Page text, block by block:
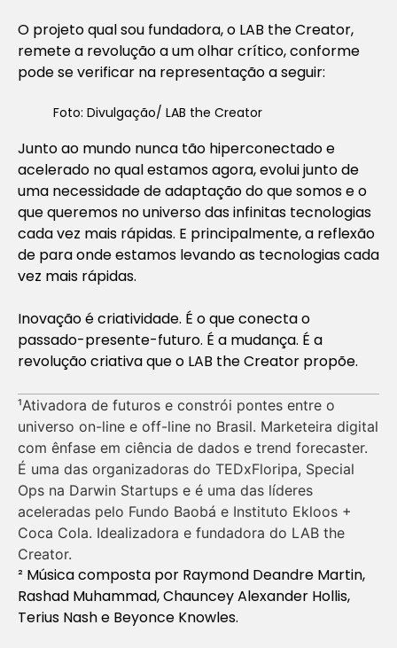
O projeto qual sou fundadora, o LAB the Creator,
remete a revolução a um olhar crítico, conforme
pode se verificar na representação a seguir:
Foto: Divulgação/ LAB the Creator
Junto ao mundo nunca tão hiperconectado e
acelerado no qual estamos agora, evolui junto de
uma necessidade de adaptação do que somos e o
que queremos no universo das infinitas tecnologias
cada vez mais rápidas. E principalmente, a reflexão
de para onde estamos levando as tecnologias cada
vez mais rápidas.
Inovação é criatividade. É o que conecta o
passado-presente-futuro. É a mudança. É a
revolução criativa que o LAB the Creator propõe.
¹Ativadora de futuros e constrói pontes entre o
universo on-line e off-line no Brasil. Marketeira digital
com ênfase em ciência de dados e trend forecaster.
É uma das organizadoras do TEDxFloripa, Special
Ops na Darwin Startups e é uma das líderes
aceleradas pelo Fundo Baobá e Instituto Ekloos +
Coca Cola. Idealizadora e fundadora do LAB the
Creator.
² Música composta por Raymond Deandre Martin,
Rashad Muhammad, Chauncey Alexander Hollis,
Terius Nash e Beyonce Knowles.